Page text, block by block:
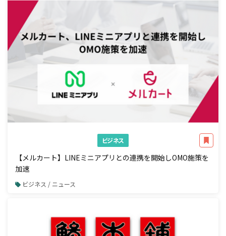
ビジネス
【メルカート】LINEミニアプリとの連携を開始しOMO施策を
加速
ビジネス / ニュース